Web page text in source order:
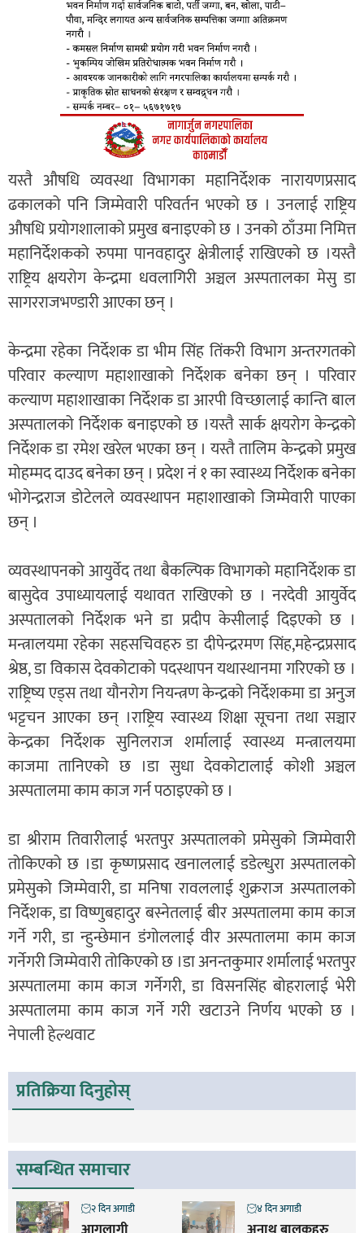
यस्तै औषधि व्यवस्था विभागका महानिर्देशक नारायणप्रसाद
ढकालको पनि जिम्मेवारी परिवर्तन भएको छ । उनलाई राष्ट्रिय
औषधि प्रयोगशालाको प्रमुख बनाइएको छ । उनको ठाँउमा निमित्त
महानिर्देशकको रुपमा पानवहादुर क्षेत्रीलाई राखिएको छ ।यस्तै
राष्ट्रिय क्षयरोग केन्द्रमा धवलागिरी अञ्चल अस्पतालका मेसु डा
सागरराजभण्डारी आएका छन् ।
केन्द्रमा रहेका निर्देशक डा भीम सिंह तिंकरी विभाग अन्तरगतको
परिवार कल्याण महाशाखाको निर्देशक बनेका छन् । परिवार
कल्याण महाशाखाका निर्देशक डा आरपी विच्छालाई कान्ति बाल
अस्पतालको निर्देशक बनाइएको छ ।यस्तै सार्क क्षयरोग केन्द्रको
निर्देशक डा रमेश खरेल भएका छन् । यस्तै तालिम केन्द्रको प्रमुख
मोहम्मद दाउद बनेका छन् । प्रदेश नं १ का स्वास्थ्य निर्देशक बनेका
भोगेन्द्रराज डोटेलले व्यवस्थापन महाशाखाको जिम्मेवारी पाएका
छन् ।
व्यवस्थापनको आयुर्वेद तथा बैकल्पिक विभागको महानिर्देशक डा
बासुदेव उपाध्यायलाई यथावत राखिएको छ । नरदेवी आयुर्वेद
अस्पतालको निर्देशक भने डा प्रदीप केसीलाई दिइएको छ ।
मन्त्रालयमा रहेका सहसचिवहरु डा दीपेन्द्ररमण सिंह,महेन्द्रप्रसाद
श्रेष्ठ, डा विकास देवकोटाको पदस्थापन यथास्थानमा गरिएको छ ।
राष्ट्रिष्य एड्स तथा यौनरोग नियन्त्रण केन्द्रको निर्देशकमा डा अनुज
भट्टचन आएका छन् ।राष्ट्रिय स्वास्थ्य शिक्षा सूचना तथा सञ्चार
केन्द्रका निर्देशक सुनिलराज शर्मालाई स्वास्थ्य मन्त्रालयमा
काजमा तानिएको छ ।डा सुधा देवकोटालाई कोशी अञ्चल
अस्पतालमा काम काज गर्न पठाइएको छ ।
डा श्रीराम तिवारीलाई भरतपुर अस्पतालको प्रमेसुको जिम्मेवारी
तोकिएको छ ।डा कृष्णप्रसाद खनाललाई डडेल्धुरा अस्पतालको
प्रमेसुको जिम्मेवारी, डा मनिषा रावललाई शुक्रराज अस्पतालको
निर्देशक, डा विष्णुबहादुर बस्नेतलाई बीर अस्पतालमा काम काज
गर्ने गरी, डा न्हुन्छेमान डंगोललाई वीर अस्पतालमा काम काज
गर्नेगरी जिम्मेवारी तोकिएको छ ।डा अनन्तकुमार शर्मालाई भरतपुर
अस्पतालमा काम काज गर्नेगरी, डा विसनसिंह बोहरालाई भेरी
अस्पतालमा काम काज गर्ने गरी खटाउने निर्णय भएको छ ।
नेपाली हेल्थवाट
प्रतिक्रिया दिनुहोस्
सम्बन्धित समाचार
२ दिन अगाडी ४ दिन अगाडी